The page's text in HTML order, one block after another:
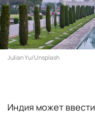
Julian Yu/Unsplash
Индия может